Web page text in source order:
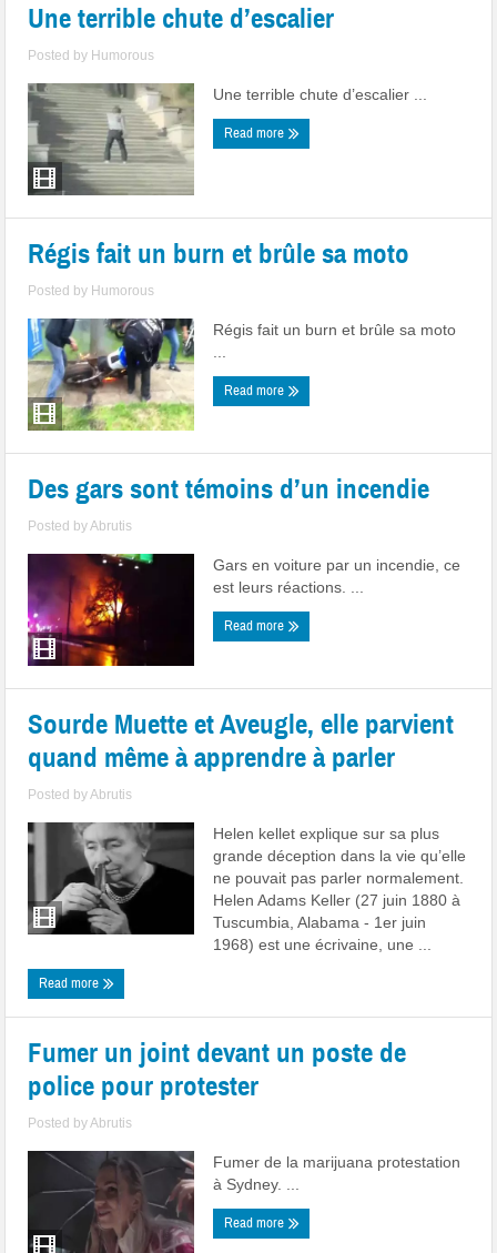
Une terrible chute d’escalier
Posted by Humorous
Une terrible chute d’escalier ...
Read more
Régis fait un burn et brûle sa moto
Posted by Humorous
Régis fait un burn et brûle sa moto
Read more
Des gars sont témoins d’un incendie
Posted byAbrutis
Gars en voiture par un incendie, ce
est leurs réactions. ...
Read more
Sourde Muette et Aveugle, elle parvient
quand même à apprendre à parler
Posted byAbrutis
Helen kellet explique sur sa plus
grande déception dans la vie qu’elle
ne pouvait pas parler normalement.
Helen Adams Keller (27 juin 1880 à
Tuscumbia, Alabama - 1er juin
1968) est une écrivaine, une ...
Read more
Fumer un joint devant un poste de
police pour protester
Posted byAbrutis
Fumer de la marijuana protestation
à Sydney. ...
Read more